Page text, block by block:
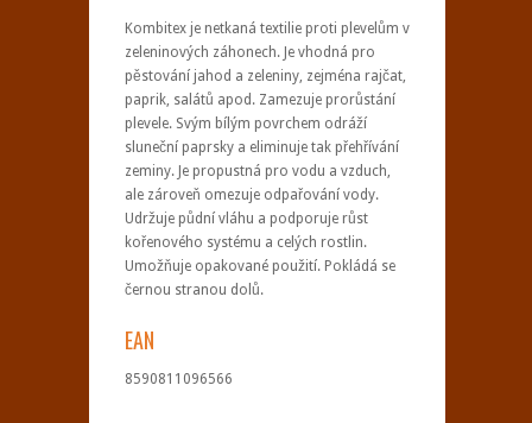
Kombitex je netkaná textilie proti plevelům v
zeleninových záhonech. Je vhodná pro
pěstování jahod a zeleniny, zejména rajčat,
paprik, salátů apod. Zamezuje prorůstání
plevele. Svým bílým povrchem odráží
sluneční paprsky a eliminuje tak přehřívání
zeminy. Je propustná pro vodu a vzduch,
ale zároveň omezuje odpařování vody.
Udržuje půdní vláhu a podporuje růst
kořenového systému a celých rostlin.
Umožňuje opakované použití. Pokládá se
černou stranou dolů.
EAN
8590811096566